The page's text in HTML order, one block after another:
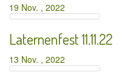
19 Nov. , 2022
Laternenfest 11.11.22
13 Nov. , 2022